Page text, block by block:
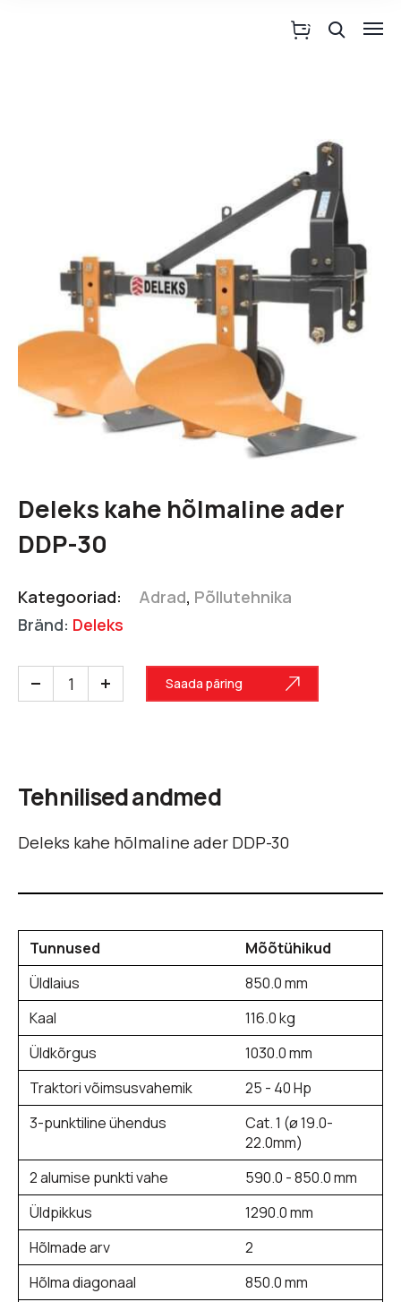
Deleks kahe hõlmaline ader
DDP-30
Kategooriad: Adrad, Põllutehnika
Bränd: Deleks
Saada päring
Tehnilised andmed
Deleks kahe hõlmaline ader DDP-30
Tunnused
Mõõtühikud
Üldlaius
850.0 mm
Kaal
116.0 kg
Üldkõrgus
1030.0 mm
Traktori võimsusvahemik
25 - 40 Hp
3-punktiline ühendus
Cat. 1 (ø 19.0-
22.0mm)
2 alumise punkti vahe
590.0 - 850.0 mm
Üldpikkus
1290.0 mm
Hõlmade arv
2
Hõlma diagonaal
850.0 mm